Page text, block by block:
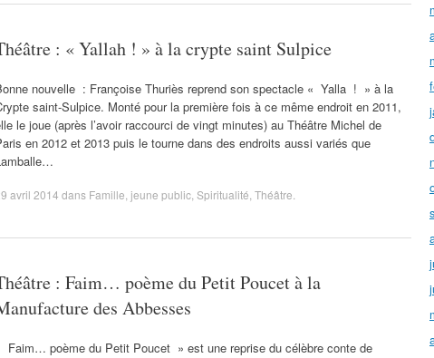
: « Yallah ! » à la crypte saint Sulpice
nouvelle : Françoise Thuriès reprend son spectacle « Yalla ! » à la
saint-Sulpice. Monté pour la première fois à ce même endroit en 2011,
le joue (après l’avoir raccourci de vingt minutes) au Théâtre Michel de
en 2012 et 2013 puis le tourne dans des endroits aussi variés que
avril 2014 dans Famille jeune public Spiritualité Théâtre
: Faim… poème du Petit Poucet à la
des Abbesses
Faim… poème du Petit Poucet » est une reprise du célèbre conte de